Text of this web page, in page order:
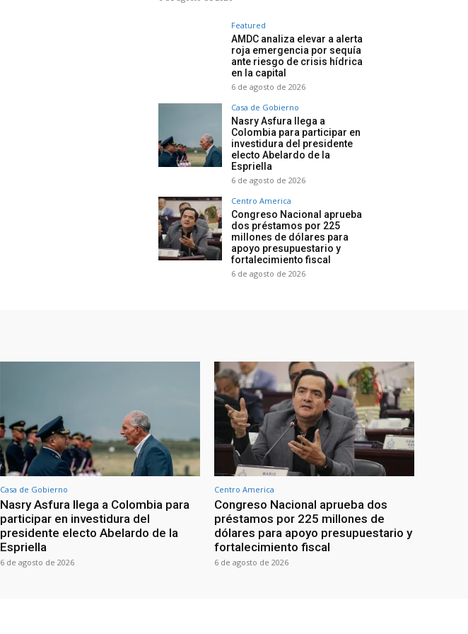
Featured
AMDC analiza elevar a alerta
roja emergencia por sequía
ante riesgo de crisis hídrica
en la capital
6 de agosto de 2026
Casa de Gobierno
Nasry Asfura llega a
Colombia para participar en
investidura del presidente
electo Abelardo de la
Espriella
6 de agosto de 2026
Centro America
Congreso Nacional aprueba
dos préstamos por 225
millones de dólares para
apoyo presupuestario y
fortalecimiento fiscal
6 de agosto de 2026
Casa de Gobierno
Nasry Asfura llega a Colombia para
participar en investidura del
presidente electo Abelardo de la
Espriella
6 de agosto de 2026
Centro America
Congreso Nacional aprueba dos
préstamos por 225 millones de
dólares para apoyo presupuestario y
fortalecimiento fiscal
6 de agosto de 2026